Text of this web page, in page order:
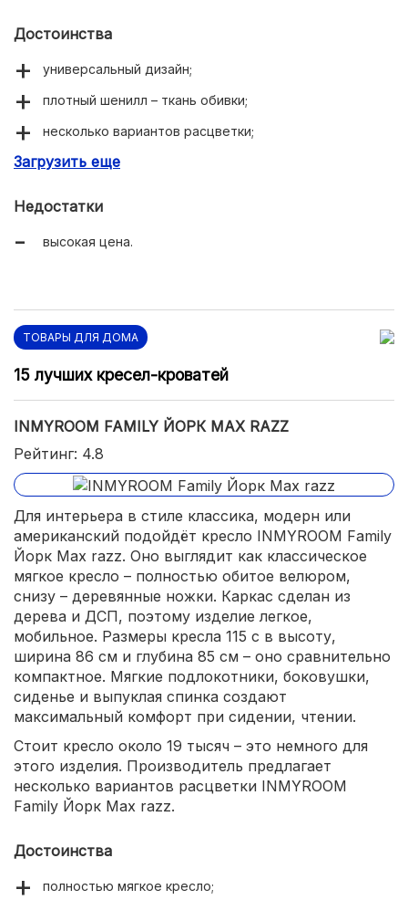
Достоинства
универсальный дизайн;
плотный шенилл – ткань обивки;
несколько вариантов расцветки;
округлая по бокам спинка;
стиле.
Загрузить еще
Недостатки
высокая цена.
ТОВАРЫ ДЛЯ ДОМА
15 лучших кресел-кроватей
INMYROOM FAMILY ЙОРК MAX RAZZ
Рейтинг: 4.8
Для интерьера в стиле классика, модерн или
американский подойдёт кресло INMYROOM Family
Йорк Max razz. Оно выглядит как классическое
мягкое кресло – полностью обитое велюром,
снизу – деревянные ножки. Каркас сделан из
дерева и ДСП, поэтому изделие легкое,
мобильное. Размеры кресла 115 с в высоту,
ширина 86 см и глубина 85 см – оно сравнительно
компактное. Мягкие подлокотники, боковушки,
сиденье и выпуклая спинка создают
максимальный комфорт при сидении, чтении.
Стоит кресло около 19 тысяч – это немного для
этого изделия. Производитель предлагает
несколько вариантов расцветки INMYROOM
Family Йорк Max razz.
Достоинства
полностью мягкое кресло;